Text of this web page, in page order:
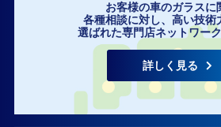
お客様の車のガラスに
各種相談に対し、高い技術
選ばれた専門店ネットワー
詳しく見る